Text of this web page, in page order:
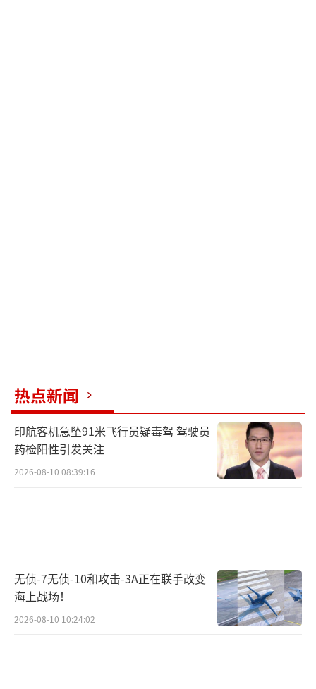
重损害公共福祉”时，主管机关可向法院申请
解散。日本文部科学省已于2023年10月正式向
法院申请解散“统一教”。
这是继解散1995年制造东京地铁沙林毒气
袭击事件的“奥姆真理教”之后，日本第三个
被法院下令解散的团体，也是首个因违反《民
热点新闻
印航客机急坠91米飞行员疑毒驾 驾驶员
药检阳性引发关注
2026-08-10 08:39:16
无侦-7无侦-10和攻击-3A正在联手改变
海上战场！
2026-08-10 10:24:02